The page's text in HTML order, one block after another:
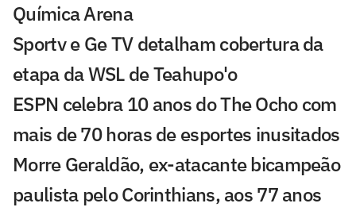
Química Arena
Sportv e Ge TV detalham cobertura da
etapa da WSL de Teahupo'o
ESPN celebra 10 anos do The Ocho com
mais de 70 horas de esportes inusitados
Morre Geraldão, ex-atacante bicampeão
paulista pelo Corinthians, aos 77 anos